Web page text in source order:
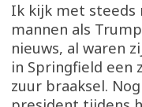
Ik kijk met steeds
mannen als
nieuws, al waren
in Springfield een
zuur braaksel.